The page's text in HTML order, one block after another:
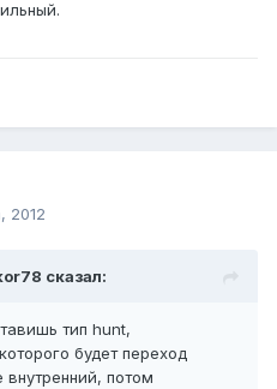
2012
сказал:
тип hunt,
будет переход
потом